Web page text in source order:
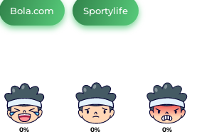
Bola.com Sportylife
0% 0% 0%